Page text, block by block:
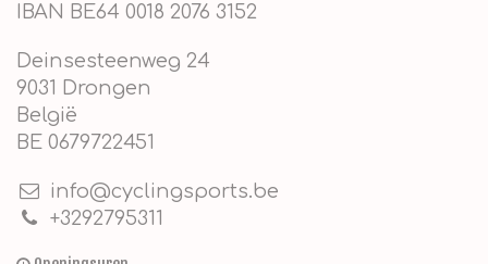
IBAN BE64 0018 2076 3152
Deinsesteenweg 24
9031 Drongen
België
BE 0679722451
info@cyclingsports.be
+3292795311